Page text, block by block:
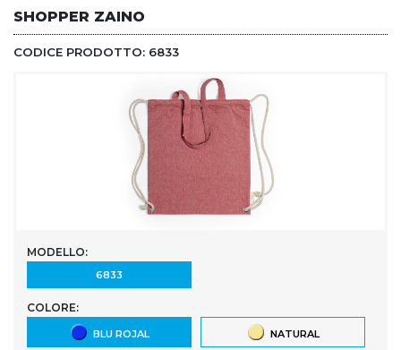
SHOPPER ZAINO
CODICE PRODOTTO: 6833
MODELLO:
6833
COLORE:
BLU ROJAL NATURAL